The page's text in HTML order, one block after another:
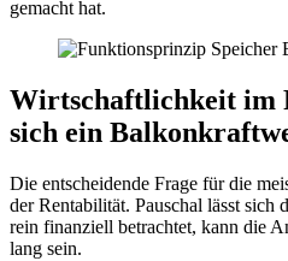
gemacht hat.
Wirtschaftlichkeit im
sich ein
Die entscheidende Frage für die
der Rentabilität. Pauschal lässt sich
rein finanziell betrachtet, kann die
lang sein.